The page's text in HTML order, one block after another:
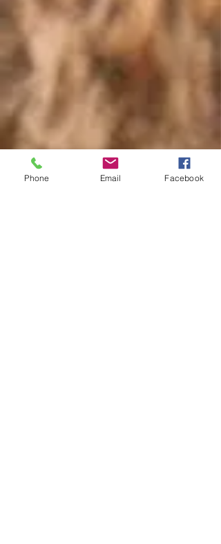
Phone Email Facebook